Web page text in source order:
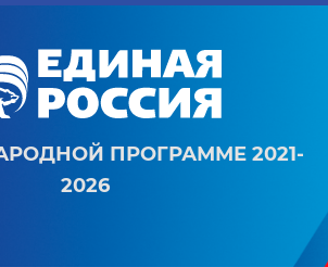
ПРОГРАММЕ 2021-
2026